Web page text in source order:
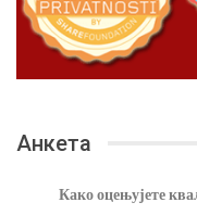
Анкета
Како оцењујете